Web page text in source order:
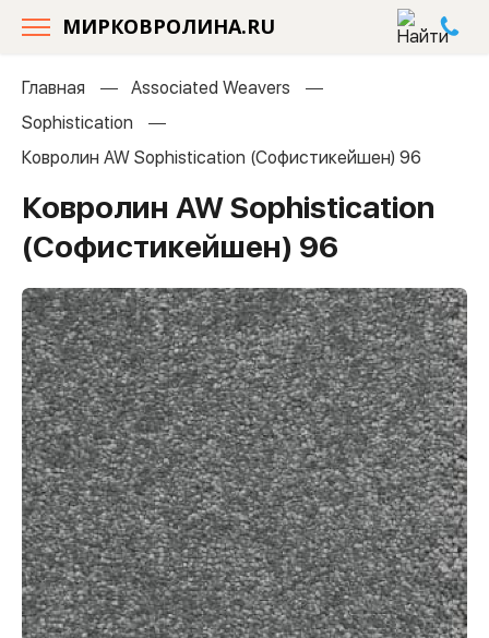
МИРКОВРОЛИНА.RU
Главная
Associated Weavers
Sophistication
Ковролин AW Sophistication (Софистикейшен) 96
Ковролин AW Sophistication
(Софистикейшен) 96